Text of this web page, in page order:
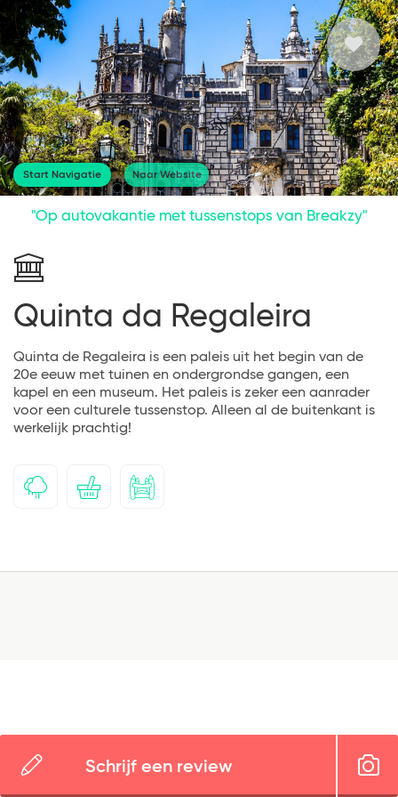
Naar Website
Start Navigatie
"Op autovakantie met tussenstops van Breakzy"
Quinta da Regaleira
Quinta de Regaleira is een paleis uit het begin van de
20e eeuw met tuinen en ondergrondse gangen, een
kapel en een museum. Het paleis is zeker een aanrader
voor een culturele tussenstop. Alleen al de buitenkant is
werkelijk prachtig!
Schrijf een review